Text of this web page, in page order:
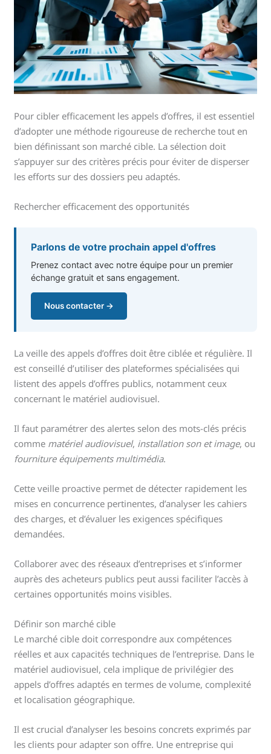
Pour cibler efficacement les appels d’offres, il est essentiel
d’adopter une méthode rigoureuse de recherche tout en
bien définissant son marché cible. La sélection doit
s’appuyer sur des critères précis pour éviter de disperser
les efforts sur des dossiers peu adaptés.
Rechercher efficacement des opportunités
Parlons de votre prochain appel d'offres
Prenez contact avec notre équipe pour un premier
échange gratuit et sans engagement.
Nous contacter →
La veille des appels d’offres doit être ciblée et régulière. Il
est conseillé d’utiliser des plateformes spécialisées qui
listent des appels d’offres publics, notamment ceux
concernant le matériel audiovisuel.
Il faut paramétrer des alertes selon des mots-clés précis
comme matériel audiovisuel, installation son et image, ou
fourniture équipements multimédia.
Cette veille proactive permet de détecter rapidement les
mises en concurrence pertinentes, d’analyser les cahiers
des charges, et d’évaluer les exigences spécifiques
demandées.
Collaborer avec des réseaux d’entreprises et s’informer
auprès des acheteurs publics peut aussi faciliter l’accès à
certaines opportunités moins visibles.
Définir son marché cible
Le marché cible doit correspondre aux compétences
réelles et aux capacités techniques de l’entreprise. Dans le
matériel audiovisuel, cela implique de privilégier des
appels d’offres adaptés en termes de volume, complexité
et localisation géographique.
Il est crucial d’analyser les besoins concrets exprimés par
les clients pour adapter son offre. Une entreprise qui